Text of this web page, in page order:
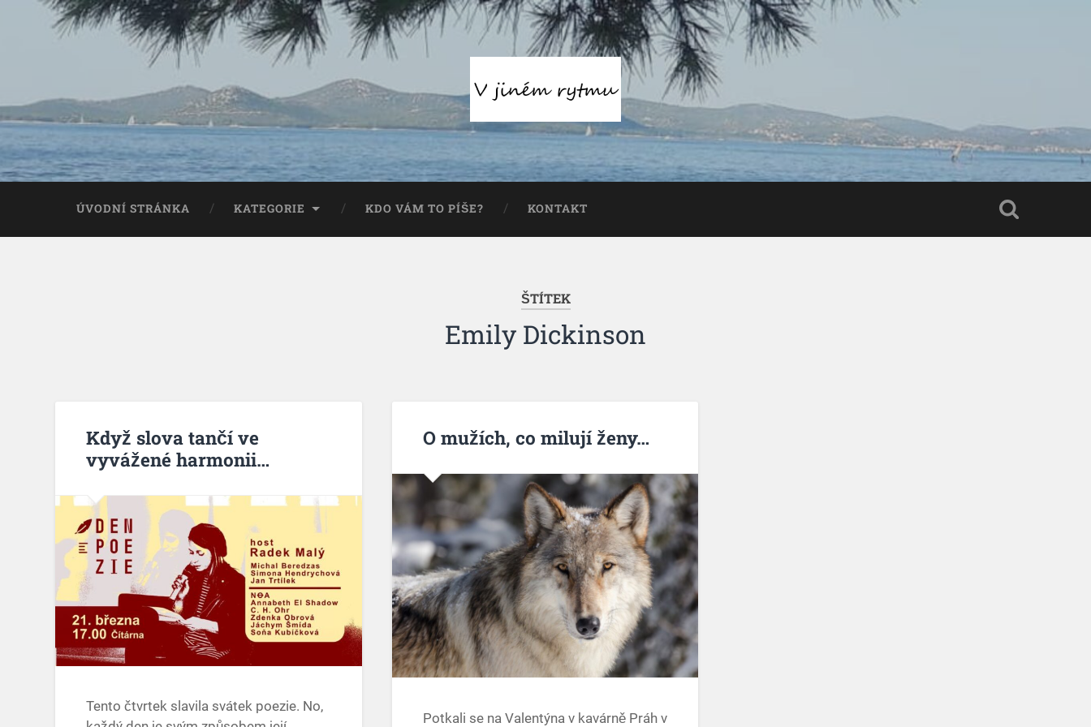
ÚVODNÍ STRÁNKA KATEGORIE KDO VÁM TO PÍŠE? KONTAKT
ŠTÍTEK
Emily Dickinson
Když slova tančí ve
vyvážené harmonii…
Tento čtvrtek slavila svátek poezie. No,
O mužích, co milují ženy…
Potkali se na Valentýna v kavárně Práh v